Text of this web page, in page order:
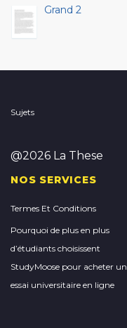
Grand 2
Sujets
@2026 La These
NOS SERVICES
Termes Et Conditions
Pourquoi de plus en plus
d’étudiants choisissent
StudyMoose pour acheter un
essai universitaire en ligne